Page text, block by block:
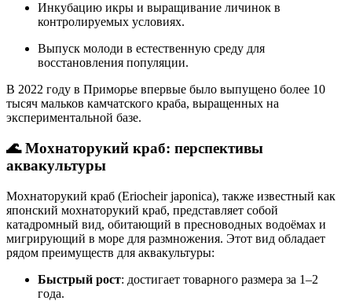
Инкубацию икры и выращивание личинок в
контролируемых условиях.
Выпуск молоди в естественную среду для
восстановления популяции.
В 2022 году в Приморье впервые было выпущено более 10
тысяч мальков камчатского краба, выращенных на
экспериментальной базе.
🌊 Мохнаторукий краб: перспективы
аквакультуры
Мохнаторукий краб (Eriocheir japonica), также известный как
японский мохнаторукий краб, представляет собой
катадромный вид, обитающий в пресноводных водоёмах и
мигрирующий в море для размножения. Этот вид обладает
рядом преимуществ для аквакультуры:
Быстрый рост: достигает товарного размера за 1–2
года.